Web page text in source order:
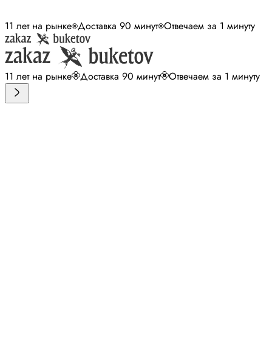
11 лет на рынке Доставка 90 минут Отвечаем за 1 минуту
11 лет на рынке Доставка 90 минут Отвечаем за 1 минуту